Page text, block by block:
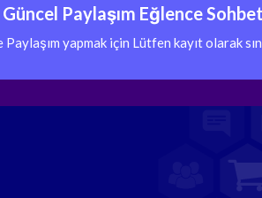
Paylaşım Eğlence
yapmak için Lütfen kayıt olarak